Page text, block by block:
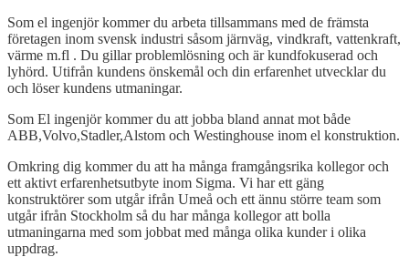
Som el ingenjör kommer du arbeta tillsammans med de främsta
företagen inom svensk industri såsom järnväg, vindkraft, vattenkraft,
värme m.fl . Du gillar problemlösning och är kundfokuserad och
lyhörd. Utifrån kundens önskemål och din erfarenhet utvecklar du
och löser kundens utmaningar.
Som El ingenjör kommer du att jobba bland annat mot både
ABB,Volvo,Stadler,Alstom och Westinghouse inom el konstruktion.
Omkring dig kommer du att ha många framgångsrika kollegor och
ett aktivt erfarenhetsutbyte inom Sigma. Vi har ett gäng
konstruktörer som utgår ifrån Umeå och ett ännu större team som
utgår ifrån Stockholm så du har många kollegor att bolla
utmaningarna med som jobbat med många olika kunder i olika
uppdrag.